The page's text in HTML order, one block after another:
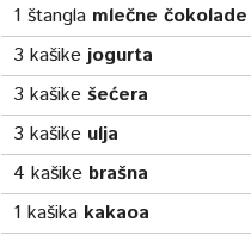
1 štangla mlečne čokolade
3 kašike jogurta
3 kašike šećera
3 kašike ulja
4 kašike brašna
1 kašika kakaoa